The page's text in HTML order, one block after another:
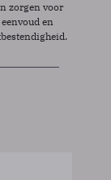
zorgen voor
en